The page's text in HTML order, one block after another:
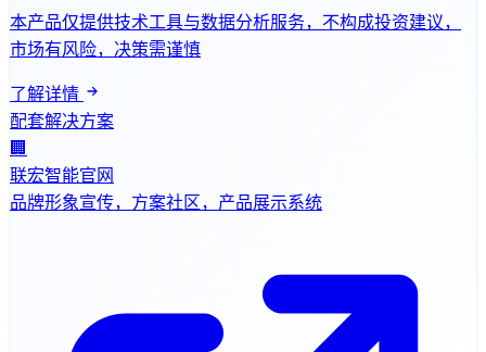
本产品仅提供技术工具与数据分析服务，不构成投资建议，
市场有风险，决策需谨慎
了解详情
配套解决方案
🏢
联宏智能官网
品牌形象宣传，方案社区，产品展示系统